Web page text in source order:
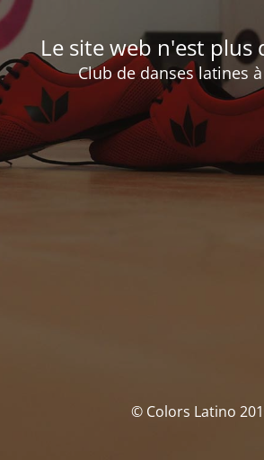
Le site web n'est plus
Club de danses latines
© Colors Latino